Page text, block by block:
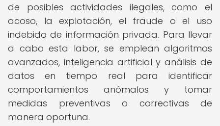
de posibles actividades ilegales, como el
acoso, la explotación, el fraude o el uso
indebido de información privada. Para llevar
a cabo esta labor, se emplean algoritmos
avanzados, inteligencia artificial y análisis de
datos en tiempo real para identificar
comportamientos anómalos y tomar
medidas preventivas o correctivas de
manera oportuna.